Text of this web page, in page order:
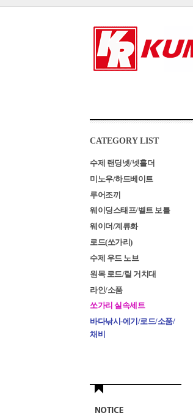
CATEGORY LIST
수제 랜딩넷/넷홀더
미노우/하드베이트
루어조끼
웨이딩스태프/벨트 보틀
웨이더/계류화
로드(쏘가리)
수제 우드 노브
원목 로드/릴 거치대
라인/소품
쏘가리 실속세트
바다낚시-에기/로드/소품/
채비